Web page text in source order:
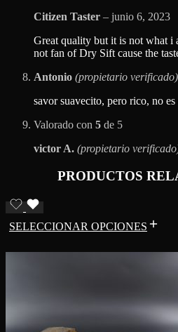
Citizen Taster – junio 6, 2023
Great quality but it is not what i
not fan of Dry Sift cause the
Antonio (propietario verificado)
savor suavecito, pero rico, no
Valorado con 5 de 5
victor A. (propietario
PRODUCTOS
SELECCIONAR OPCIONES